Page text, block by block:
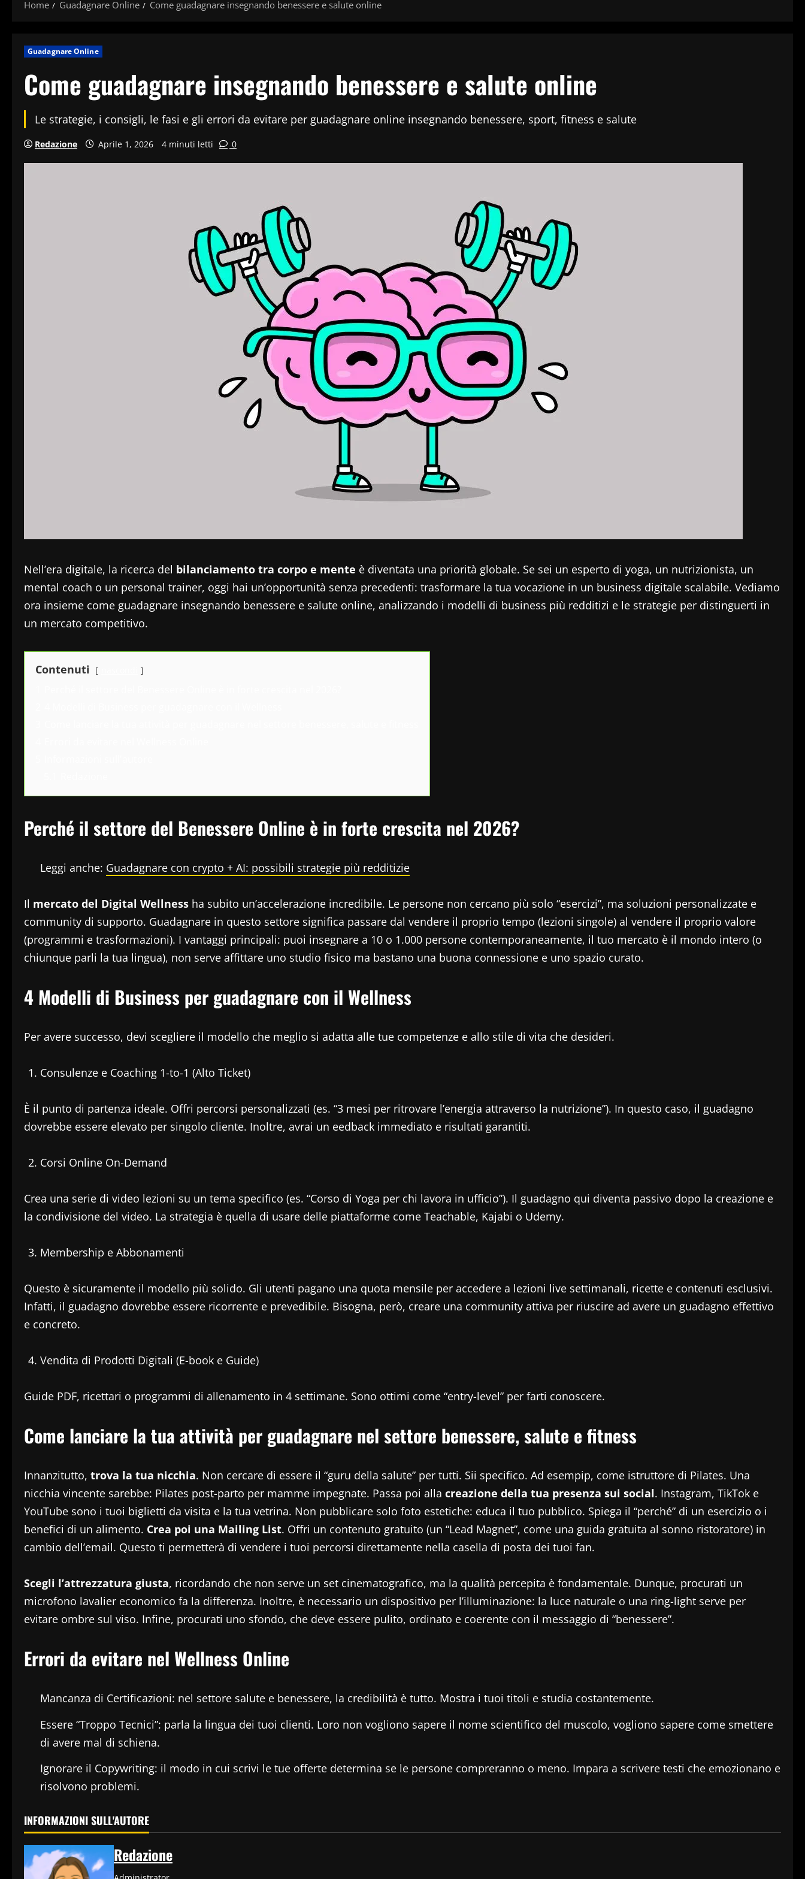
Home Guadagnare Online Come guadagnare insegnando benessere e salute online
Guadagnare Online
Come guadagnare insegnando benessere e salute online
Le strategie, i consigli, le fasi e gli errori da evitare per guadagnare online insegnando benessere, sport, fitness e salute
Redazione Aprile 1, 2026 4 minuti letti 0
Nell’era digitale, la ricerca del bilanciamento tra corpo e mente è diventata una priorità globale. Se sei un esperto di yoga, un nutrizionista, un
mental coach o un personal trainer, oggi hai un’opportunità senza precedenti: trasformare la tua vocazione in un business digitale scalabile. Vediamo
ora insieme come guadagnare insegnando benessere e salute online, analizzando i modelli di business più redditizi e le strategie per distinguerti in
un mercato competitivo.
Contenuti
Perché il settore del Benessere Online è in forte crescita nel 2026?
Leggi anche: Guadagnare con crypto + AI: possibili strategie più redditizie
Il mercato del Digital Wellness ha subito un’accelerazione incredibile. Le persone non cercano più solo “esercizi”, ma soluzioni personalizzate e
community di supporto. Guadagnare in questo settore significa passare dal vendere il proprio tempo (lezioni singole) al vendere il proprio valore
(programmi e trasformazioni). I vantaggi principali: puoi insegnare a 10 o 1.000 persone contemporaneamente, il tuo mercato è il mondo intero (o
chiunque parli la tua lingua), non serve affittare uno studio fisico ma bastano una buona connessione e uno spazio curato.
4 Modelli di Business per guadagnare con il Wellness
Per avere successo, devi scegliere il modello che meglio si adatta alle tue competenze e allo stile di vita che desideri.
Consulenze e Coaching 1-to-1 (Alto Ticket)
È il punto di partenza ideale. Offri percorsi personalizzati (es. “3 mesi per ritrovare l’energia attraverso la nutrizione”). In questo caso, il guadagno
dovrebbe essere elevato per singolo cliente. Inoltre, avrai un eedback immediato e risultati garantiti.
Corsi Online On-Demand
Crea una serie di video lezioni su un tema specifico (es. “Corso di Yoga per chi lavora in ufficio”). Il guadagno qui diventa passivo dopo la creazione e
la condivisione del video. La strategia è quella di usare delle piattaforme come Teachable, Kajabi o Udemy.
Membership e Abbonamenti
Questo è sicuramente il modello più solido. Gli utenti pagano una quota mensile per accedere a lezioni live settimanali, ricette e contenuti esclusivi.
Infatti, il guadagno dovrebbe essere ricorrente e prevedibile. Bisogna, però, creare una community attiva per riuscire ad avere un guadagno effettivo
e concreto.
Vendita di Prodotti Digitali (E-book e Guide)
Guide PDF, ricettari o programmi di allenamento in 4 settimane. Sono ottimi come “entry-level” per farti conoscere.
Come lanciare la tua attività per guadagnare nel settore benessere, salute e fitness
Innanzitutto, trova la tua nicchia. Non cercare di essere il “guru della salute” per tutti. Sii specifico. Ad esempip, come istruttore di Pilates. Una
nicchia vincente sarebbe: Pilates post-parto per mamme impegnate. Passa poi alla creazione della tua presenza sui social. Instagram, TikTok e
YouTube sono i tuoi biglietti da visita e la tua vetrina. Non pubblicare solo foto estetiche: educa il tuo pubblico. Spiega il “perché” di un esercizio o i
benefici di un alimento. Crea poi una Mailing List. Offri un contenuto gratuito (un “Lead Magnet”, come una guida gratuita al sonno ristoratore) in
cambio dell’email. Questo ti permetterà di vendere i tuoi percorsi direttamente nella casella di posta dei tuoi fan.
Scegli l’attrezzatura giusta, ricordando che non serve un set cinematografico, ma la qualità percepita è fondamentale. Dunque, procurati un
microfono lavalier economico fa la differenza. Inoltre, è necessario un dispositivo per l’illuminazione: la luce naturale o una ring-light serve per
evitare ombre sul viso. Infine, procurati uno sfondo, che deve essere pulito, ordinato e coerente con il messaggio di “benessere”.
Errori da evitare nel Wellness Online
Mancanza di Certificazioni: nel settore salute e benessere, la credibilità è tutto. Mostra i tuoi titoli e studia costantemente.
Essere “Troppo Tecnici”: parla la lingua dei tuoi clienti. Loro non vogliono sapere il nome scientifico del muscolo, vogliono sapere come smettere
di avere mal di schiena.
Ignorare il Copywriting: il modo in cui scrivi le tue offerte determina se le persone compreranno o meno. Impara a scrivere testi che emozionano e
risolvono problemi.
INFORMAZIONI SULL'AUTORE
Redazione